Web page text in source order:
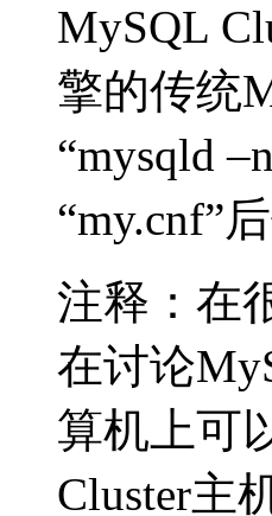
MySQL
擎的传统
“mysqld
“my.cnf”
注释：在
在讨论
算机上可
Cluster主